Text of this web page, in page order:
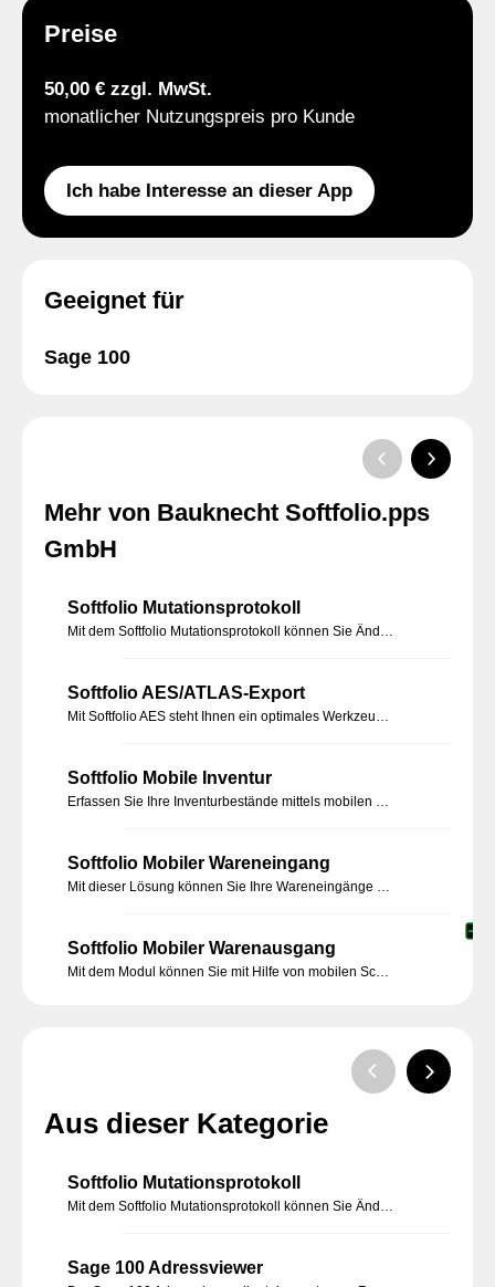
Preise
50,00 € zzgl. MwSt.
monatlicher Nutzungspreis pro Kunde
Ich habe Interesse an dieser App
Geeignet für
Sage 100
Mehr von Bauknecht Softfolio.pps
GmbH
Softfolio Mutationsprotokoll
Mit dem Softfolio Mutationsprotokoll können Sie Änderungen an den Sage 100 Daten protokollieren und nachvollziehen.
Softfolio AES/ATLAS-Export
Mit Softfolio AES steht Ihnen ein optimales Werkzeug zur Verfügung, mit dem Sie Ihre Prozesse im Bereich der Zollabwicklung erheblich beschleunigen und gleichzeitig zuverlässiger und einfacher gestalten können.
Softfolio Mobile Inventur
Erfassen Sie Ihre Inventurbestände mittels mobilen Scannern. Alle erfassten Artikel und Mengen werden direkt in die Sage 100 Zähllisten zurückgeschrieben.
Softfolio Mobiler Wareneingang
Mit dieser Lösung können Sie Ihre Wareneingänge mit Hilfe von mobilen Scannern erfassen und buchen.
Softfolio Mobiler Warenausgang
Mit dem Modul können Sie mit Hilfe von mobilen Scannern die Kommissionierung durchführen und die Warenausgänge buchen.
Aus dieser Kategorie
Softfolio Mutationsprotokoll
Mit dem Softfolio Mutationsprotokoll können Sie Änderungen an den Sage 100 Daten protokollieren und nachvollziehen.
Sage 100 Adressviewer